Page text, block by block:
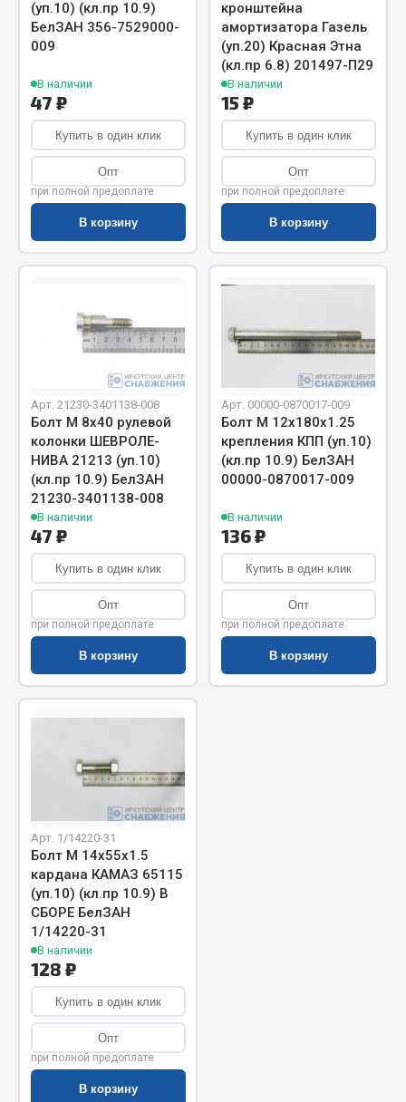
Весь раздел
Весь раздел
Кольца уплотнительные
Лента конвейерная
Патрубки
Прокладки
Рукава высокого давления
Показать ещё
Весь раздел
Автолампы
Блоки реле и предохранителей
Вилки нагрузочные
Выключатели и переключатели клавишные
Выключатели кнопочные
Выключатель массы
Изолента
Весь раздел
Запчасти на полуприцепы
Амортизаторы для полуприцепов
Весь раздел
Запчасти КамАЗ
Двигатель
Система питания
Система выпуска газа
Система охлаждения
(уп.10) (кл.пр 10.9)
БелЗАН 356-7529000-
009
В наличии
47 ₽
Купить в один клик
Опт
при полной предоплате
В корзину
кронштейна
амортизатора Газель
(уп.20) Красная Этна
(кл.пр 6.8) 201497-П29
В наличии
15 ₽
Купить в один клик
Опт
при полной предоплате
В корзину
Арт. 21230-3401138-008
Болт М 8х40 рулевой
колонки ШЕВРОЛЕ-
НИВА 21213 (уп.10)
(кл.пр 10.9) БелЗАН
21230-3401138-008
В наличии
47 ₽
Купить в один клик
Опт
при полной предоплате
В корзину
Арт. 00000-0870017-009
Болт М 12х180х1.25
крепления КПП (уп.10)
(кл.пр 10.9) БелЗАН
00000-0870017-009
В наличии
136 ₽
Купить в один клик
Опт
при полной предоплате
В корзину
Арт. 1/14220-31
Болт М 14х55х1.5
кардана КАМАЗ 65115
(уп.10) (кл.пр 10.9) В
СБОРЕ БелЗАН
1/14220-31
В наличии
128 ₽
Купить в один клик
Опт
при полной предоплате
В корзину